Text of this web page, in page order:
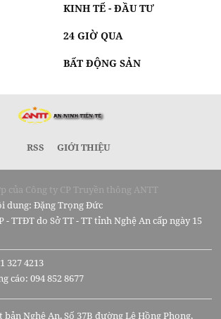
KINH TẾ - ĐẦU TƯ
24 GIỜ QUA
BẤT ĐỘNG SẢN
RSS GIỚI THIỆU
của Công ty CP Truyền thông ANTT
dung: Đặng Trọng Đức
- TTĐT do Sở TT - TT tỉnh Nghệ An cấp ngày 15
327 4213
cáo: 094 852 8677
bản Nghệ An, Số 37B đường Lê Hồng Phong,